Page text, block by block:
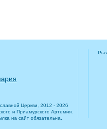
Церкви, 2012 - 2026
и Приамурского Артемия.
на сайт обязательна.